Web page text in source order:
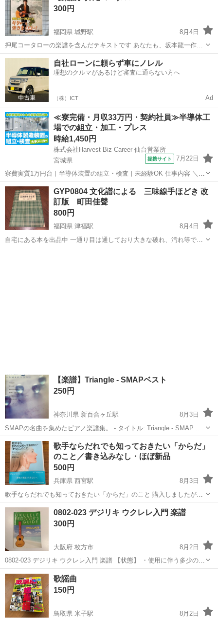
300円
福岡県 城野駅
8月4日
押尾コータローの楽譜を含んだテキストです あなたも、坂本龍一作の
『戦場のメリークリスマス』を弾いてみませんか？ ※商品をご覧頂
き、有難うございます ※お時間があるお方は、プロフィールもご覧下
さい ※最近、アポまでかなりの...
福岡 北九州市 城野駅 楽譜、音楽書 楽譜
自社ローンに頼らず車にノレル
理想のクルマがあるけど審査に通らない方へ
（株）ICT Ad
≪寮完備・月収33万円・契約社員≫半導体工
場での組立・加工・プレス
時給1,450円
株式会社Harvest Biz Career 仙台営業所
宮城県
提携サイト 7月22日
寮費実質1万円台｜半導体装置の組立・検査｜未経験OK 仕事内容 ＼半
導体製造装置の組立・検査スタッフ／ 大手メーカー工場内で、半導体
をつくるための装置を組み立てる仕事です。 タブレットや図面を確認
しながら、ドライバ...
宮城 その他
GYP0804 文化譜による 三味線手ほどき 改
訂版 町田佳聲
800円
福岡県 津福駅
8月4日
自宅にある本を出品中 一通り目は通しており大きな破れ、汚れ等で読
【楽譜】Triangle - SMAPベスト
250円
神奈川県 新百合ヶ丘駅
8月3日
SMAPの名曲を集めたピアノ楽譜集。 - タイトル: Triangle - SMAPベ
スト - メモページ: あり（未記入: 購入時のまま） - 定価 700円 - 書き
込みなし お部屋を整理中のため、需要...
神奈川 川崎市 新百合ヶ丘駅 楽譜、音楽書
歌手ならだれでも知っておきたい「からだ」
のこと／書き込みなし・ほぼ新品
500円
兵庫県 西宮駅
8月3日
歌手ならだれでも知っておきたい「からだ」のこと 購入しましたが、
読む時間がなく保管していました。 * 書き込み・マーカーなし * 帯付
き * ほぼ新品の状態です * 定価：2,400円＋税 歌を歌う方、ボイスト
レーニン...
兵庫 西宮市 楽譜、音楽書
0802-023 デジリキ ウクレレ入門 楽譜
300円
大阪府 枚方市
8月2日
0802-023 デジリキ ウクレレ入門 楽譜 【状態】 ・使用に伴う多少のス
レ、キズ、落としきれない汚れなどございます ・詳細は現地でご確認
ください ・お値引きは出来かねますのでご了承願います ※中古品...
大阪 枚方市 楽譜、音楽書
歌謡曲
150円
鳥取県 米子駅
8月2日